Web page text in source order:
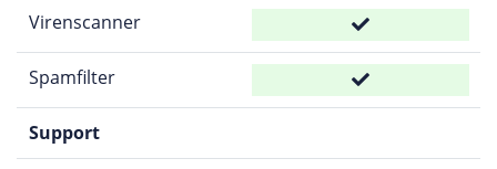
Virenscanner
Spamfilter
Support